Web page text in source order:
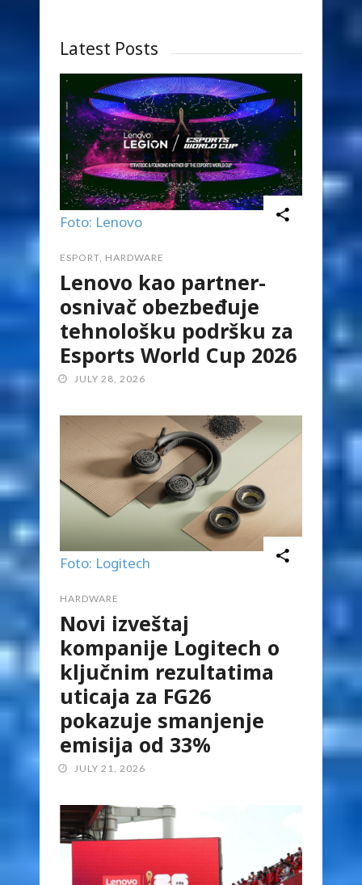
Latest Posts
Foto: Lenovo
ESPORT HARDWARE
Lenovo kao partner-
osnivač obezbeđuje
tehnološku podršku za
Esports World Cup 2026
JULY 28, 2026
Foto: Logitech
HARDWARE
Novi izveštaj
kompanije Logitech o
ključnim rezultatima
uticaja za FG26
pokazuje smanjenje
emisija od 33%
JULY 21, 2026